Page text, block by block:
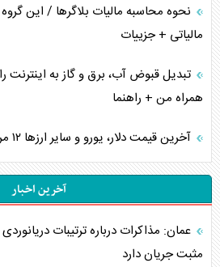
نحوه محاسبه مالیات بلاگر‌ها / این گروه
مالیاتی + جزییات
تبدیل قبوض آب، برق و گاز به
همراه من + راهنما
آخرین قیمت دلار، یورو و سایر ارز‌ها ۱۲ مرداد ۱۴۰۵ / جدول
آخرین اخبار
عمان: مذاکرات درباره ترتیبات
مثبت جریان دارد